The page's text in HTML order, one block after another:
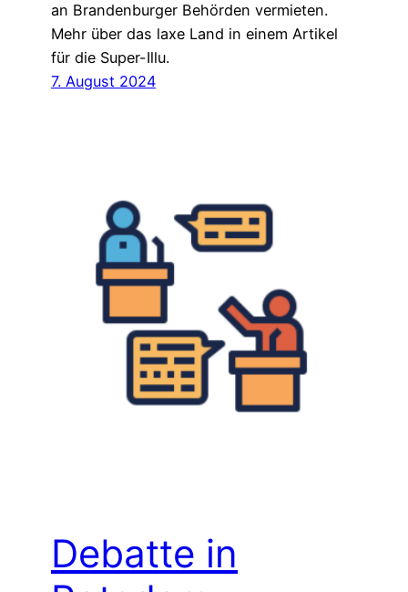
an Brandenburger Behörden vermieten.
Mehr über das laxe Land in einem Artikel
für die Super-Illu.
7. August 2024
Debatte in